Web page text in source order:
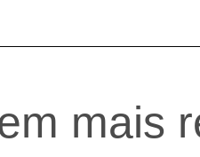
mais